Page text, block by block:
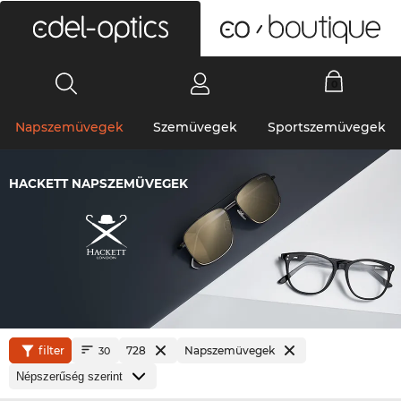
Napszemüvegek Szemüvegek Sportszemüvegek
HACKETT NAPSZEMÜVEGEK
filter 30 728 Napszemüvegek